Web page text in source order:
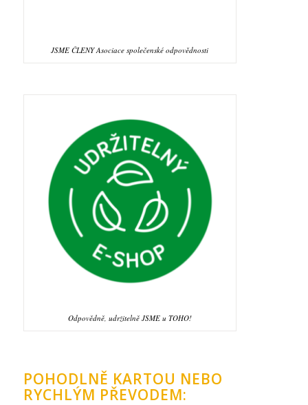
JSME ČLENY Asociace společenské odpovědnosti
Odpovědně, udržitelně JSME u TOHO!
POHODLNĚ KARTOU NEBO
RYCHLÝM PŘEVODEM: